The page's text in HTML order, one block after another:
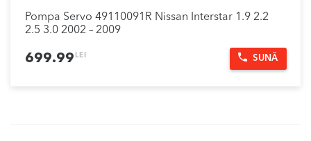
Pompa Servo 49110091R Nissan Interstar 1.9 2.2
2.5 3.0 2002 – 2009
699.99 LEI SUNĂ